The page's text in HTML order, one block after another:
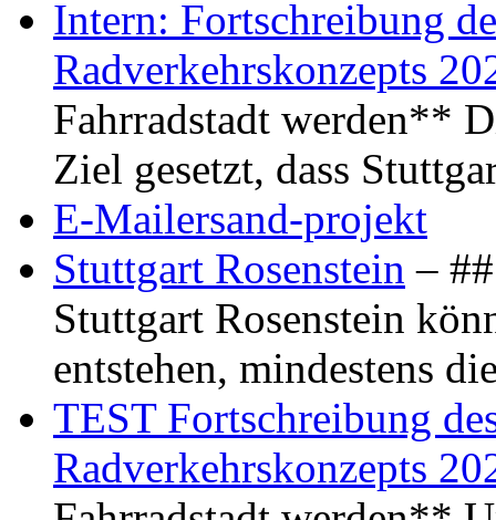
Intern: Fortschreibung
Radverkehrskonzepts
Fahrradstadt werden**
Ziel gesetzt, dass
E-Mailersand-projekt
Stuttgart Rosenstein –
Stuttgart Rosenstein
entstehen, mindestens
TEST Fortschreibung
Radverkehrskonzepts